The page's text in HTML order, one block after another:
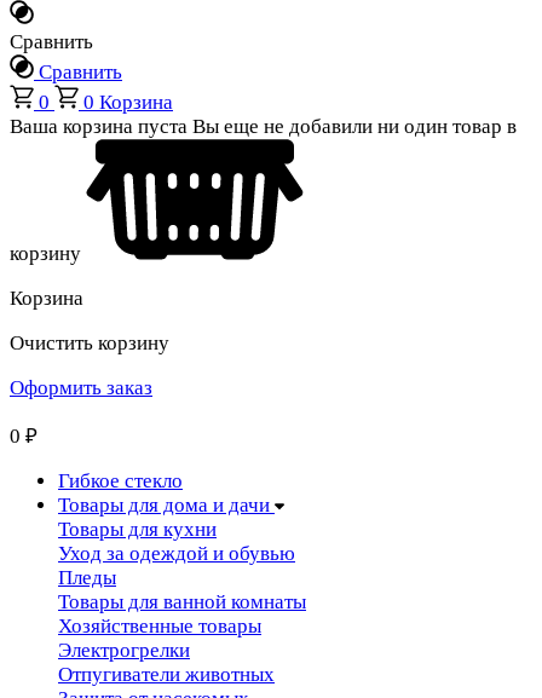
Сравнить
Сравнить
0
0 Корзина
Ваша корзина пуста Вы еще не добавили ни один товар в
корзину
Корзина
Очистить корзину
Оформить заказ
0 ₽
Гибкое стекло
Товары для дома и дачи
Товары для кухни
Уход за одеждой и обувью
Пледы
Товары для ванной комнаты
Хозяйственные товары
Электрогрелки
Отпугиватели животных